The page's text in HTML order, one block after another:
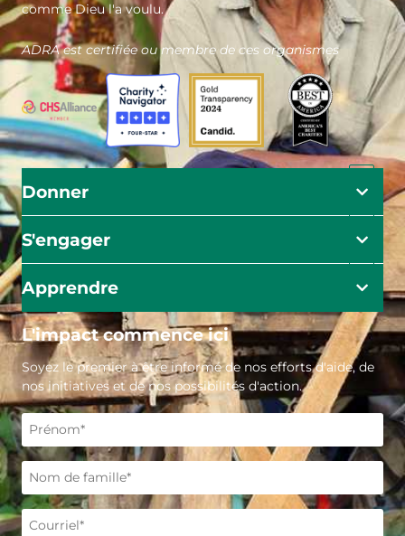
comme Dieu l'a voulu.
ADRA est certifiée ou membre de ces organismes
Donner
S'engager
Apprendre
L'impact commence ici
Soyez le premier à être informé de nos efforts d'aide, de
nos initiatives et de nos possibilités d'action.